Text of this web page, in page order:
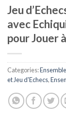
Jeu
avec
pour Jouer
Categories:
et Jeu d'Echecs,